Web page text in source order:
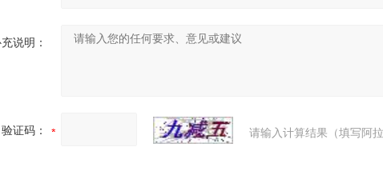
说明：
验证码： 请输入计算结果（填写阿